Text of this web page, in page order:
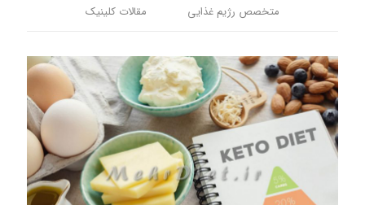
متخصص رژیم غذایی مقالات کلینیک